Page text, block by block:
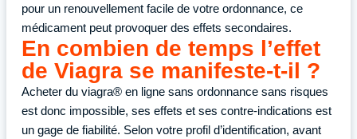
pour un renouvellement facile de votre ordonnance, ce
médicament peut provoquer des effets secondaires.
En combien de temps l’effet
de Viagra se manifeste-t-il ?
Acheter du viagra® en ligne sans ordonnance sans risques
est donc impossible, ses effets et ses contre-indications est
un gage de fiabilité. Selon votre profil d’identification, avant